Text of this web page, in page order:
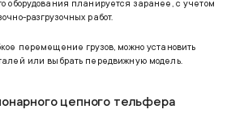
оборудования планируется заранее, с учетом
разгрузочных работ.
перемещение грузов, можно установить
или выбрать передвижную модель.
цепного тельфера